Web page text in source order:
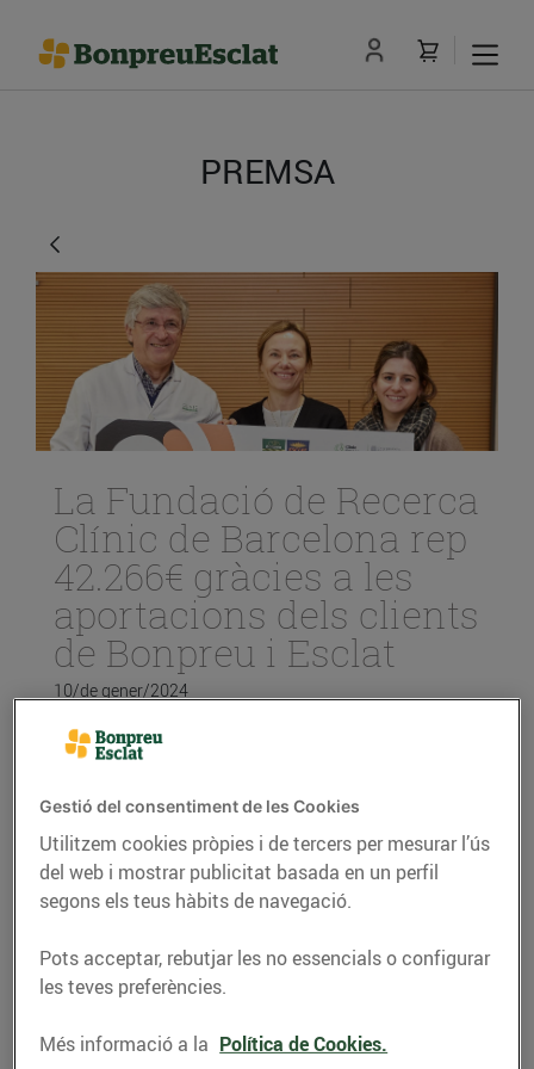
PREMSA
La Fundació de Recerca
Clínic de Barcelona rep
42.266€ gràcies a les
aportacions dels clients
de Bonpreu i Esclat
10/de gener/2024
La recaptació s’ha portat terme a través
establiments del Grup Bon Preu durant el
mes de desembre i s’han realitzat 293.904
donacions en total.
L’import va destinat a la Fundació de
Clínic Barcelona – IDIBAPS),
concretament a un projecte que busca
trobar respostes a l’origen de
hi front.
Gestió del consentiment de les Cookies
Utilitzem cookies pròpies i de tercers per mesurar l’ús
del web i mostrar publicitat basada en un perfil
segons els teus hàbits de navegació.
Pots acceptar, rebutjar les no essencials o configurar
les teves preferències.
Més informació a la Política de Cookies.